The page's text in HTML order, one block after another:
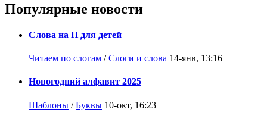
Популярные новости
Слова на Н для детей
Читаем по слогам /Слоги и слова 14-янв, 13:16
Новогодний алфавит 2025
Шаблоны /Буквы 10-окт, 16:23